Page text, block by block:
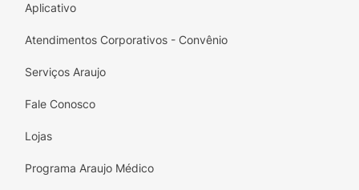
Aplicativo
Atendimentos Corporativos - Convênio
Serviços Araujo
Fale Conosco
Lojas
Programa Araujo Médico